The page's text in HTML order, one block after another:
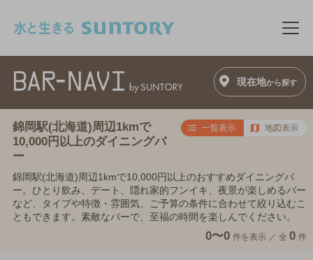
メ
現在地から探す
錦岡駅(北海道)周辺1kmで
10,000円以上のダイニングバ
ー
一覧表示 地図表示
錦岡駅(北海道)周辺1kmで10,000円以上のおすすめダイニングバ
ー。ひとり飲み、デート、隠れ家的フンイキ、夜景が楽しめるバー
など、タイプや特徴・雰囲気、ご予算の条件に合わせて絞り込むこ
ともできます。素敵なバーで、至福の時間を楽しんでください。
0〜0 件を表示 ／ 全 0 件